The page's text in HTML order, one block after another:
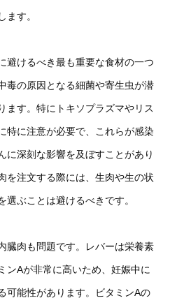
ます。
避けるべき最も重要な食材の一つ
毒の原因となる細菌や寄生虫が潜
ます。特にトキソプラズマやリス
特に注意が必要で、これらが感染
に深刻な影響を及ぼすことがあり
を注文する際には、生肉や生の状
選ぶことは避けるべきです。
臓肉も問題です。レバーは栄養素
ンAが非常に高いため、妊娠中に
可能性があります。ビタミンAの